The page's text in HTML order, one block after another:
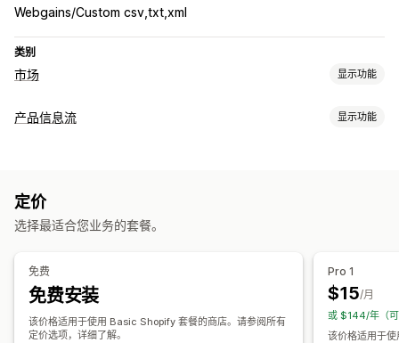
Webgains/Custom csv,txt,xml
类别
市场 显示功能
产品页面管理
订单管理
批量订单 订单同步 库存同步
产品信息流 显示功能
自定义规则
多属性同步 产品系列定向
产品同步 批量编辑
错误验证
产品选择
特定目标数据源
转化跟踪
数据源优化 绩效监控 多个格式
定价
选择最适合您业务的套餐。
免费
免费安装
该价格适用于使用 Basic Shopify 套餐的商店。请参阅所有
定价选项，详细了解。
Pro 1
$15/月
或 $144/年（
该价格适用于